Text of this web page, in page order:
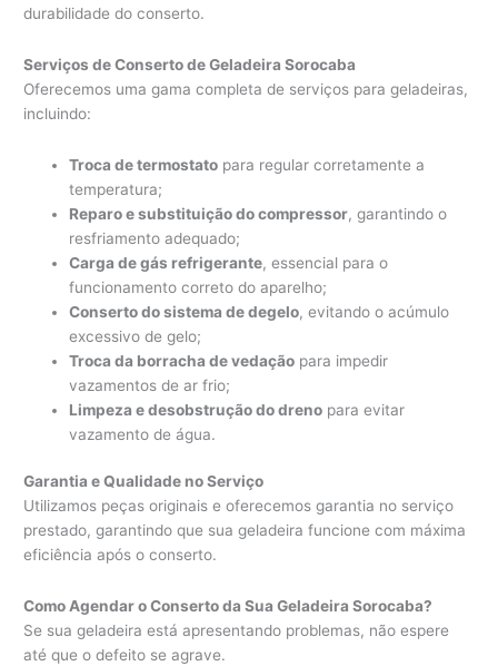
durabilidade do conserto.
Serviços de Conserto de Geladeira Sorocaba
Oferecemos uma gama completa de serviços para geladeiras,
incluindo:
Troca de termostato para regular corretamente a
temperatura;
Reparo e substituição do compressor, garantindo o
resfriamento adequado;
Carga de gás refrigerante, essencial para o
funcionamento correto do aparelho;
Conserto do sistema de degelo, evitando o acúmulo
excessivo de gelo;
Troca da borracha de vedação para impedir
vazamentos de ar frio;
Limpeza e desobstrução do dreno para evitar
vazamento de água.
Garantia e Qualidade no Serviço
Utilizamos peças originais e oferecemos garantia no serviço
prestado, garantindo que sua geladeira funcione com máxima
eficiência após o conserto.
Como Agendar o Conserto da Sua Geladeira Sorocaba?
Se sua geladeira está apresentando problemas, não espere
até que o defeito se agrave.